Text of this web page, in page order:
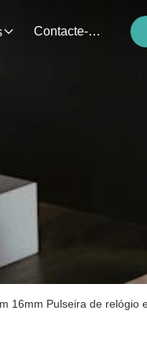
Contacte-Nos
16mm Pulseira de relógio